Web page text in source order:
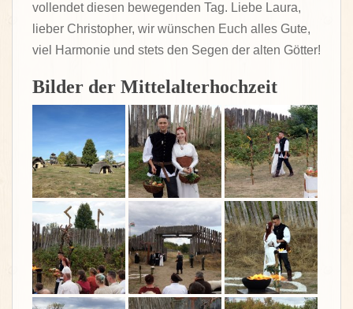
vollendet diesen bewegenden Tag. Liebe Laura,
lieber Christopher, wir wünschen Euch alles Gute,
viel Harmonie und stets den Segen der alten Götter!
Bilder der Mittelalterhochzeit